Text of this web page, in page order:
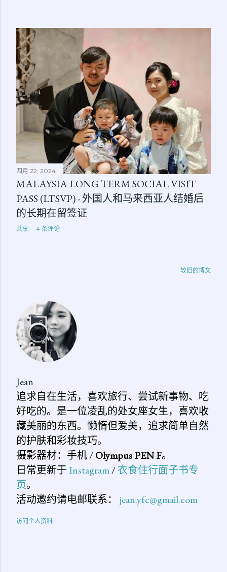
四月 22, 2024
MALAYSIA LONG TERM SOCIAL VISIT
PASS (LTSVP) - 外国人和马来西亚人结婚后
的长期在留签证
共享 4 条评论
较旧的博文
Jean
追求自在生活，喜欢旅行、尝试新事物、吃
好吃的。是一位凌乱的处女座女生，喜欢收
藏美丽的东西。懒惰但爱美，追求简单自然
的护肤和彩妆技巧。
摄影器材：手机 /Olympus PEN F。
日常更新于 Instagram/衣食住行面子书专
页。
活动邀约请电邮联系： jean.yfc@gmail.com
访问个人资料